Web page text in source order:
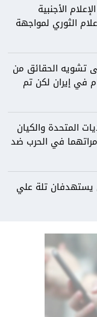
الأجنبية
الثوري لمواجهة
تشويه الحقائق من
في إيران لكن تم
المتحدة والكيان
في الحرب ضد
تلة علي